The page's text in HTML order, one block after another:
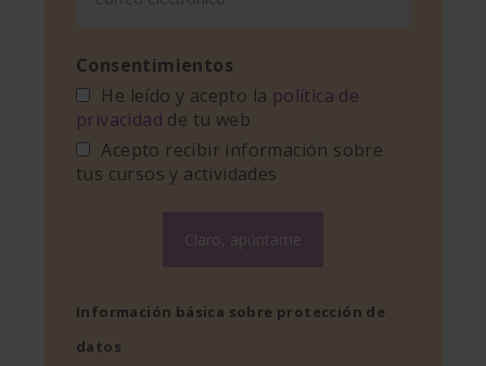
Consentimientos
He leído y acepto la política de
privacidad de tu web
Acepto recibir información sobre
tus cursos y actividades
Información básica sobre protección de
datos